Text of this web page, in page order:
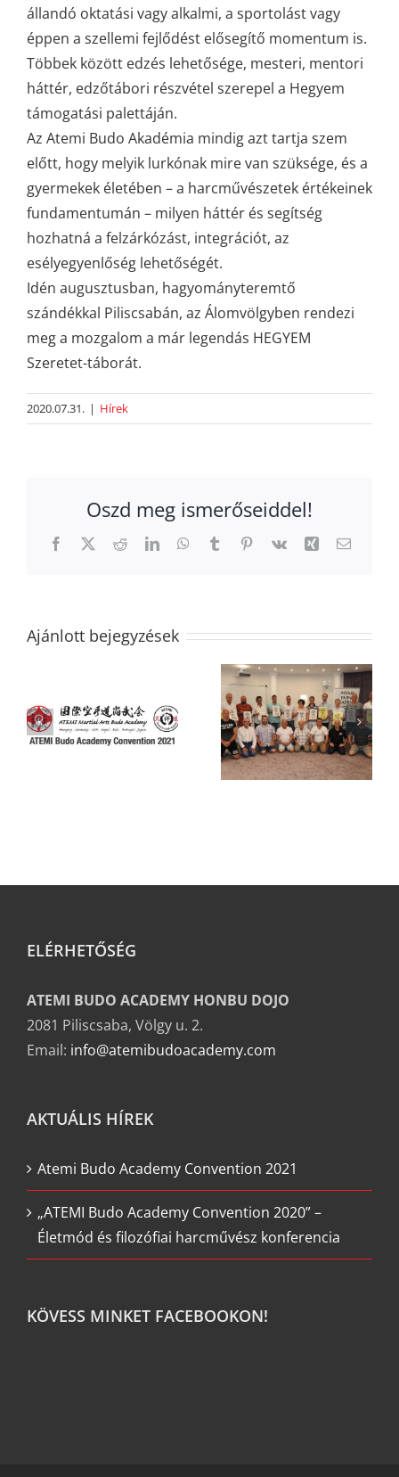
állandó oktatási vagy alkalmi, a sportolást vagy
éppen a szellemi fejlődést elősegítő momentum is.
Többek között edzés lehetősége, mesteri, mentori
háttér, edzőtábori részvétel szerepel a Hegyem
támogatási palettáján.
Az Atemi Budo Akadémia mindig azt tartja szem
előtt, hogy melyik lurkónak mire van szüksége, és a
gyermekek életében – a harcművészetek értékeinek
fundamentumán – milyen háttér és segítség
hozhatná a felzárkózást, integrációt, az
esélyegyenlőség lehetőségét.
Idén augusztusban, hagyományteremtő
szándékkal Piliscsabán, az Álomvölgyben rendezi
meg a mozgalom a már legendás HEGYEM
Szeretet-táborát.
2020.07.31. | Hírek
Oszd meg ismerőseiddel!
Facebook
X RedditLinkedInWhatsApp
TumblrPinterest
Vk Xing Email:
Ajánlott bejegyzések
Convention
„ATEMI Budo
Academy
Életmód és
filozófiai
harcművész
konferencia
ELÉRHETŐSÉG
ATEMI BUDO ACADEMY HONBU DOJO
2081 Piliscsaba, Völgy u. 2.
Email: info@atemibudoacademy.com
AKTUÁLIS HÍREK
Atemi Budo Academy Convention 2021
„ATEMI Budo Academy Convention 2020” –
Életmód és filozófiai harcművész konferencia
KÖVESS MINKET FACEBOOKON!